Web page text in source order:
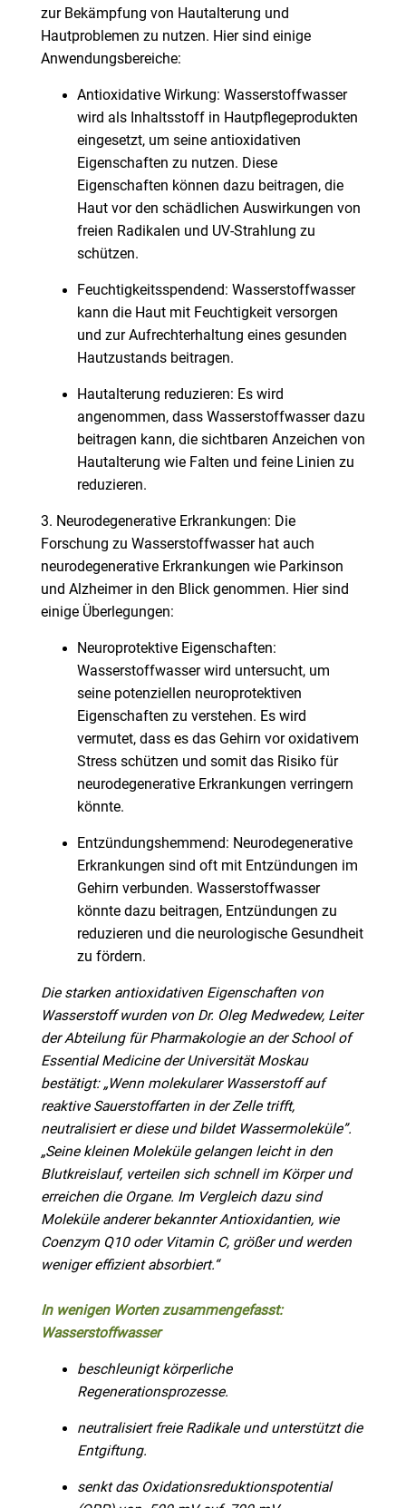
zur Bekämpfung von Hautalterung und
Hautproblemen zu nutzen. Hier sind einige
Anwendungsbereiche:
Antioxidative Wirkung: Wasserstoffwasser
wird als Inhaltsstoff in Hautpflegeprodukten
eingesetzt, um seine antioxidativen
Eigenschaften zu nutzen. Diese
Eigenschaften können dazu beitragen, die
Haut vor den schädlichen Auswirkungen von
freien Radikalen und UV-Strahlung zu
schützen.
Feuchtigkeitsspendend: Wasserstoffwasser
kann die Haut mit Feuchtigkeit versorgen
und zur Aufrechterhaltung eines gesunden
Hautzustands beitragen.
Hautalterung reduzieren: Es wird
angenommen, dass Wasserstoffwasser dazu
beitragen kann, die sichtbaren Anzeichen von
Hautalterung wie Falten und feine Linien zu
reduzieren.
3. Neurodegenerative Erkrankungen: Die
Forschung zu Wasserstoffwasser hat auch
neurodegenerative Erkrankungen wie Parkinson
und Alzheimer in den Blick genommen. Hier sind
einige Überlegungen:
Neuroprotektive Eigenschaften:
Wasserstoffwasser wird untersucht, um
seine potenziellen neuroprotektiven
Eigenschaften zu verstehen. Es wird
vermutet, dass es das Gehirn vor oxidativem
Stress schützen und somit das Risiko für
neurodegenerative Erkrankungen verringern
könnte.
Entzündungshemmend: Neurodegenerative
Erkrankungen sind oft mit Entzündungen im
Gehirn verbunden. Wasserstoffwasser
könnte dazu beitragen, Entzündungen zu
reduzieren und die neurologische Gesundheit
zu fördern.
Die starken antioxidativen Eigenschaften von
Wasserstoff wurden von Dr. Oleg Medwedew, Leiter
der Abteilung für Pharmakologie an der School of
Essential Medicine der Universität Moskau
bestätigt: „Wenn molekularer Wasserstoff auf
reaktive Sauerstoffarten in der Zelle trifft,
neutralisiert er diese und bildet Wassermoleküle”.
„Seine kleinen Moleküle gelangen leicht in den
Blutkreislauf, verteilen sich schnell im Körper und
erreichen die Organe. Im Vergleich dazu sind
Moleküle anderer bekannter Antioxidantien, wie
Coenzym Q10 oder Vitamin C, größer und werden
weniger effizient absorbiert.“
In wenigen Worten zusammengefasst:
Wasserstoffwasser
beschleunigt körperliche
Regenerationsprozesse.
neutralisiert freie Radikale und unterstützt die
Entgiftung.
senkt das Oxidationsreduktionspotential